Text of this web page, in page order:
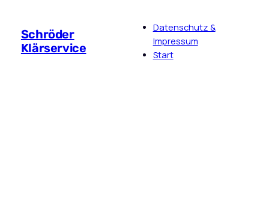
Schröder
Klärservice
Datenschutz &
Impressum
Start